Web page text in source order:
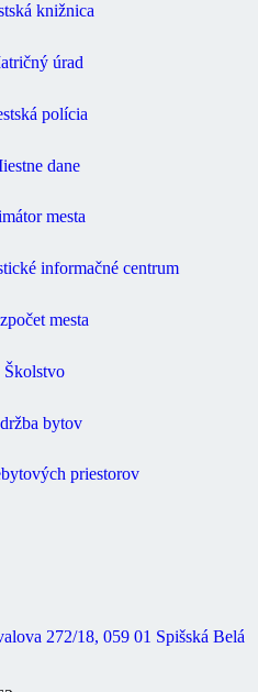
knižnica
úrad
polícia
dane
mesta
informačné centrum
mesta
Školstvo
bytov
priestorov
272/18, 059 01 Spišská Belá